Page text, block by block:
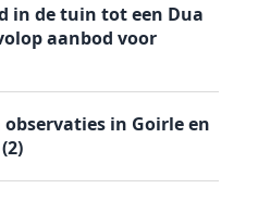
in de tuin tot een Dua
aanbod voor
in Goirle en